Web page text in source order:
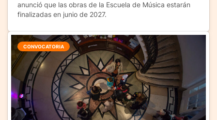
anunció que las obras de la Escuela de Música estarán
finalizadas en junio de 2027.
CONVOCATORIA